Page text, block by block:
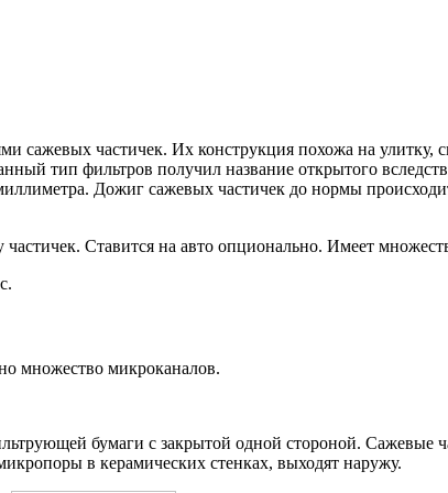
частичек. Их конструкция похожа на улитку,
тип фильтров получил название открытого
Дожиг сажевых частичек до нормы
Ставится на авто опционально. Имеет
множество микроканалов.
бумаги с закрытой одной стороной.
в керамических стенках, выходят наружу.